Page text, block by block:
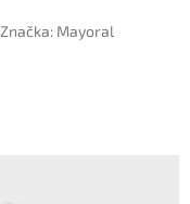
Značka: Mayoral